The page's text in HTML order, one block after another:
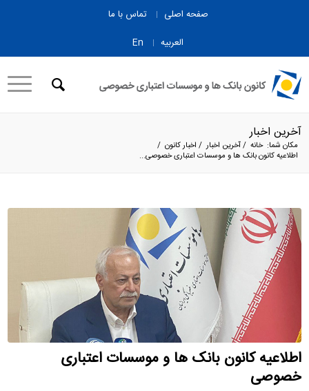
صفحه اصلی
تماس با ما
العربیه
En
آخرین اخبار
مکان شما: خانه /آخرین اخبار / اخبار کانون /
اطلاعیه کانون بانک ها و موسسات اعتباری خصوصی...
اطلاعیه کانون بانک ها و موسسات اعتباری
خصوصی